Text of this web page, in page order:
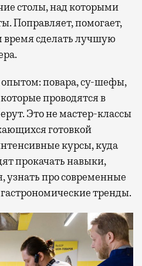
столы, над которыми
Поправляет, помогает,
сделать лучшую
повара, су-шефы,
проводятся в
Это не мастер-классы
готовкой
курсы, куда
прокачать навыки,
узнать про современные
тренды.